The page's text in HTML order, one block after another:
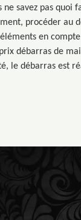
ne savez pas
procéder au
en
débarras de
le débarras est